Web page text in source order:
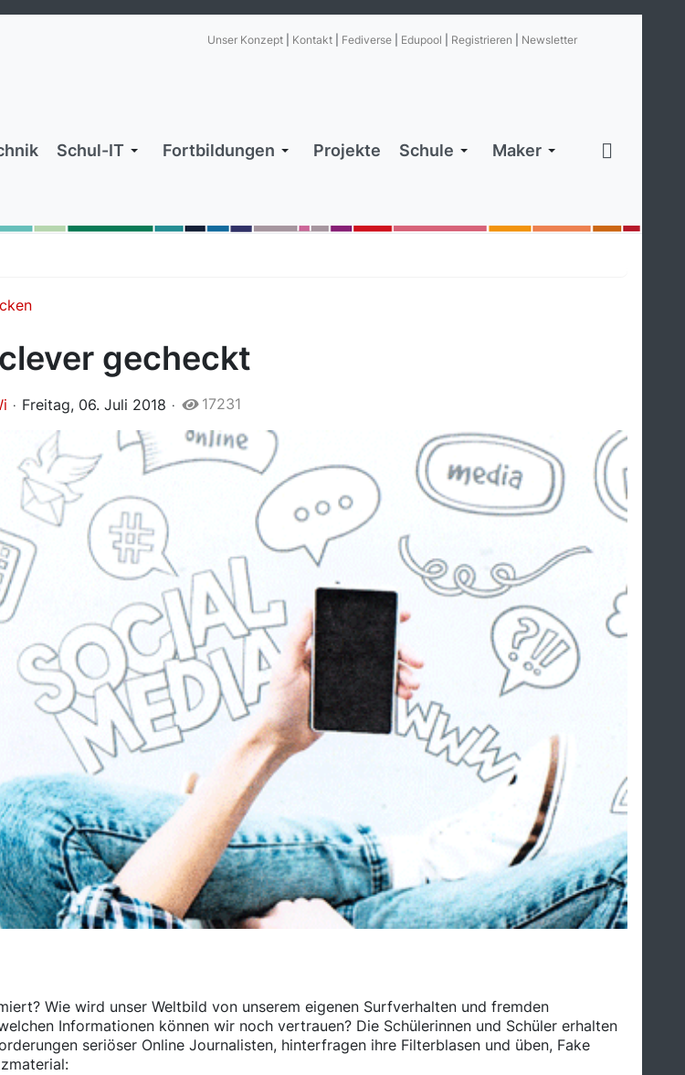
Unser Konzept Kontakt Fediverse Edupool Registrieren Newsletter
Schul-IT Fortbildungen Projekte Schule Maker
gecheckt
Freitag, 06. Juli 2018 17231
Wie wird unser Weltbild von unserem eigenen Surfverhalten und fremden
Informationen können wir noch vertrauen? Die Schülerinnen und Schüler erhalten
seriöser Online Journalisten, hinterfragen ihre Filterblasen und üben, Fake